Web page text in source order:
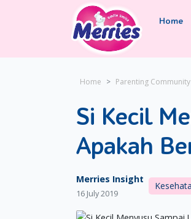
Home
Home Parenting Community
Si Kecil
Apakah
Merries Insight
16 July 2019